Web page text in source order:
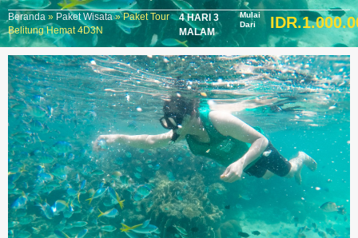
Beranda » Paket Wisata»Paket Tour
Belitung Hemat 4D3N
4 HARI 3
MALAM
Mulai
Dari